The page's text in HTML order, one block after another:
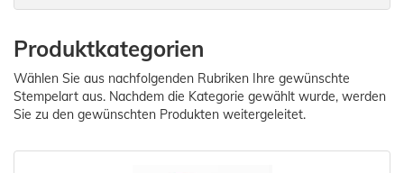
Produktkategorien
Wählen Sie aus nachfolgenden Rubriken Ihre gewünschte
Stempelart aus. Nachdem die Kategorie gewählt wurde, werden
Sie zu den gewünschten Produkten weitergeleitet.